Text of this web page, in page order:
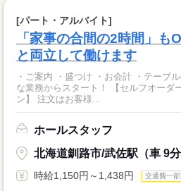
[パート・アルバイト]
「家事の合間の2時間」も
と両立して働けます
・ご案内 ・盛つけ ・お会計 ・テー
な業務からスタート！ 【セルフオーダー導入なので接客がカンタ
ン】 注文はお客様...
ホールスタッフ
北海道釧路市/武佐駅（車 9分
時給1,150円～1,438円 交通費一